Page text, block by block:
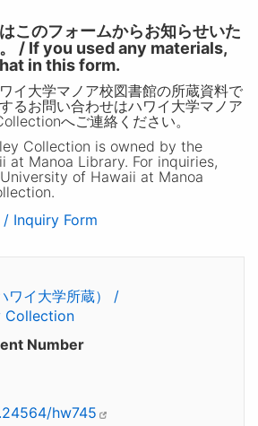
このフォームからお知らせいた
/ If you used any materials,
in this form.
イ大学マノア校図書館の所蔵資料で
るお問い合わせはハワイ大学マノア
へご連絡ください。
Collection is owned by the
at Manoa Library. For inquiries,
of Hawaii at Manoa
/ Inquiry Form
ワイ大学所蔵） /
Collection
Number
hw745